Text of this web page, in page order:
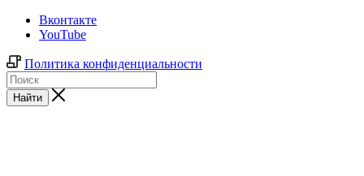
Вконтакте
YouTube
Политика конфиденциальности
Найти